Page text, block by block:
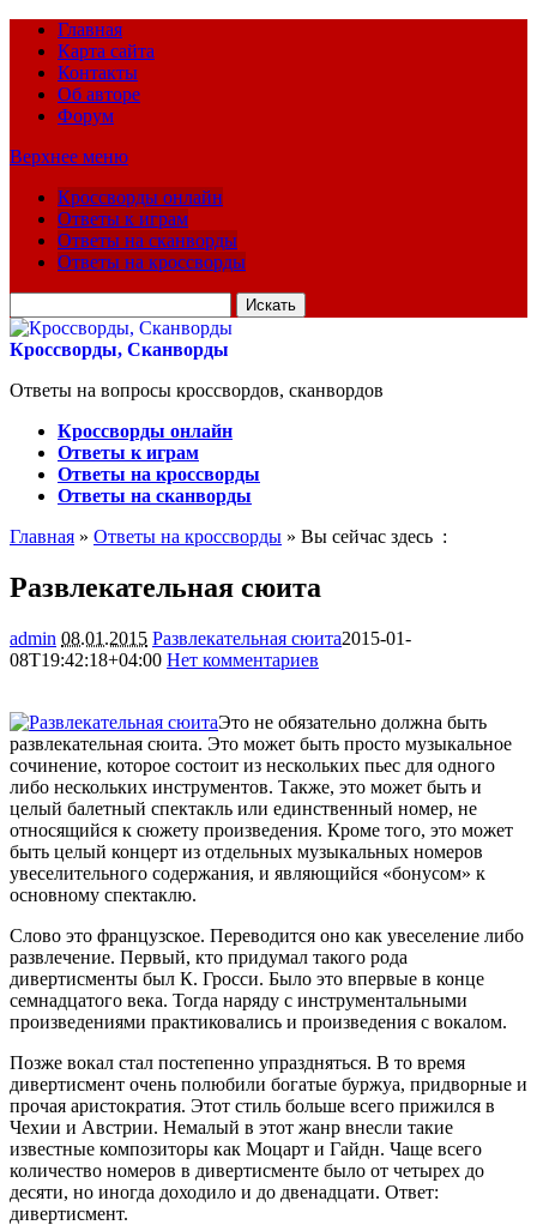
Главная
Карта сайта
Контакты
Об авторе
Форум
Верхнее меню
Кроссворды онлайн
Ответы к играм
Ответы на сканворды
Ответы на кроссворды
для:
Кроссворды, Сканворды
Ответы на вопросы кроссвордов, сканвордов
Кроссворды онлайн
Ответы к играм
Ответы на кроссворды
Ответы на сканворды
Главная » Ответы на кроссворды » Вы сейчас здесь :
Развлекательная сюита
admin 08.01.2015 Развлекательная сюита2015-01-
08T19:42:18+04:00 Нет комментариев
Это не обязательно должна быть
развлекательная сюита. Это может быть просто музыкальное
сочинение, которое состоит из нескольких пьес для одного
либо нескольких инструментов. Также, это может быть и
целый балетный спектакль или единственный номер, не
относящийся к сюжету произведения. Кроме того, это может
быть целый концерт из отдельных музыкальных номеров
увеселительного содержания, и являющийся «бонусом» к
основному спектаклю.
Слово это французское. Переводится оно как увеселение либо
развлечение. Первый, кто придумал такого рода
дивертисменты был К. Гросси. Было это впервые в конце
семнадцатого века. Тогда наряду с инструментальными
произведениями практиковались и произведения с вокалом.
Позже вокал стал постепенно упраздняться. В то время
дивертисмент очень полюбили богатые буржуа, придворные и
прочая аристократия. Этот стиль больше всего прижился в
Чехии и Австрии. Немалый в этот жанр внесли такие
известные композиторы как Моцарт и Гайдн. Чаще всего
количество номеров в дивертисменте было от четырех до
десяти, но иногда доходило и до двенадцати. Ответ:
дивертисмент.